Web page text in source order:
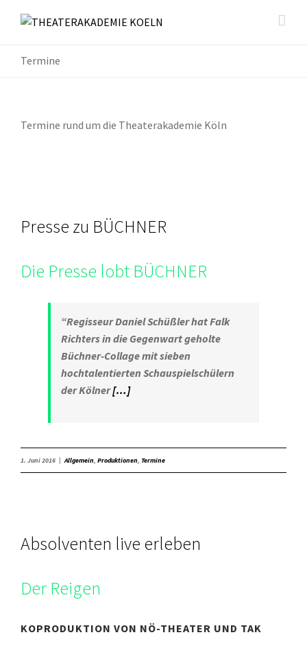
Termine
Termine rund um die Theaterakademie Köln
Presse zu BÜCHNER
Die Presse lobt BÜCHNER
“Regisseur Daniel Schüßler hat Falk
Richters in die Gegenwart geholte
Büchner-Collage mit sieben
hochtalentierten Schauspielschülern
der Kölner[…]
1. Juni 2016 Allgemein, Produktionen, Termine
Absolventen live erleben
Der Reigen
KOPRODUKTION VON NÖ-THEATER UND TAK